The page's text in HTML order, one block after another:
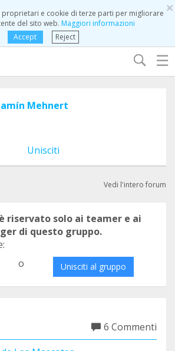
×
proprietari e cookie di terze parti per migliorare
del sito web. Maggiori informazioni
Accept
Reject
☰
Mehnert
Unisciti
Vedi l'intero forum
riservato solo ai teamer e ai
di questo gruppo.
o Unisciti al gruppo
6 Commenti